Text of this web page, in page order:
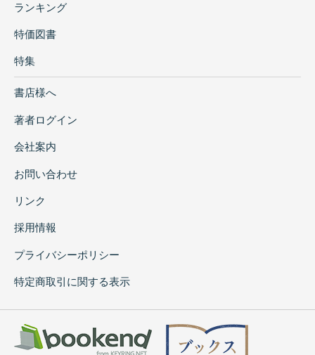
ランキング
特価図書
特集
書店様へ
著者ログイン
会社案内
お問い合わせ
リンク
採用情報
プライバシーポリシー
特定商取引に関する表示